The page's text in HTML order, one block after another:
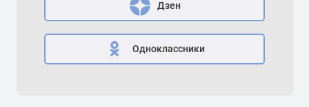
Дзен
Одноклассники